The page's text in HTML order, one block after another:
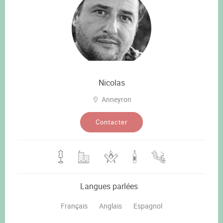
Nicolas
Anneyron
Contacter
Langues parlées
Français Anglais Espagnol